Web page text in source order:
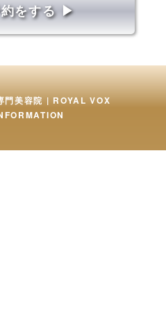
をする ▶︎
門美容院 | ROYAL VOX